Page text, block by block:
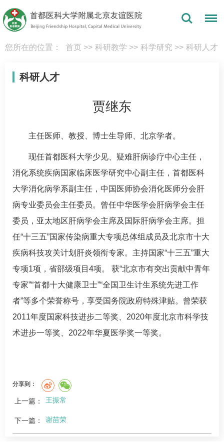
您所在的位置： 首页 >> 科研教学 >> 科学研究 >> 科研人才
科研人才
贾继东
主任医师、教授、博士生导师、北京学者。
现任首都医科大学少见、疑难肝病诊疗中心主任，
消化系统疾病国家临床医学研究中心副主任，首都医科
大学消化病学系副主任，中国医师协会消化医师分会肝
病专业委员会主任委员。曾任中华医学会肝病学会主任
委员，亚太地区肝病学会主席及国际肝病学会主席。担
任“十三五”国家传染病重大专项总体组成员及北京市十大
疾病科技攻关计划肝炎领衔专家。主持国家“十三五”重大
专项1项，省部级项目4项。 获“北京市有突出贡献中青年
专家”“首都十大健康卫士”“全国卫生计生系统先进工作
者”等多个荣誉称号，享受国务院政府特殊津贴。曾荣获
2011年度国家科技进步二等奖、2020年度北京市科学技
术进步一等奖、2022年华夏医学奖一等奖。
分享到：
上一篇： 王振常
下一篇： 谢苗荣